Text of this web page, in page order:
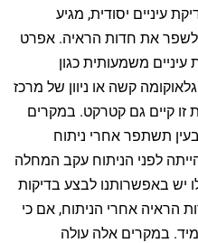
עיניים יסודית, מגיע
לשפר את חדות הראיה. אפרט
משמעותית כגון
קשה או ניוון של מרכז
זו קיים גם קטרקט. במקרים
תשתפר אחרי ניתוח
לפני הניתוח עקב המחלה
יש באפשרותנו לבצע בדיקות
הראיה אחרי הניתוח, אם כי
במקרים אלה עולה